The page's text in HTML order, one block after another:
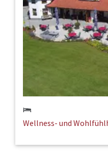
Wellness- und